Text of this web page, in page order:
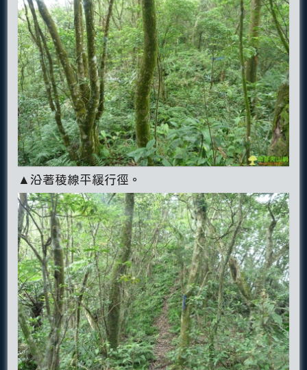
▲沿著稜線平緩行徑。